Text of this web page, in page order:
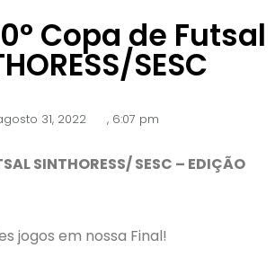
Copa de Futsal
SESC
31, 2022 , 6:07 pm
SINTHORESS/ SESC – EDIÇÃO
jogos em nossa Final!